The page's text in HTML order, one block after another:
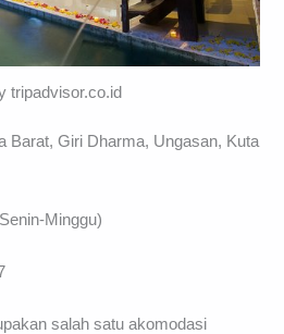
tripadvisor.co.id
Barat, Giri Dharma, Ungasan, Kuta
Minggu)
salah satu akomodasi